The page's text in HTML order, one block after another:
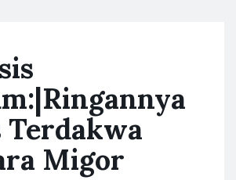
Terdakwa
Migor